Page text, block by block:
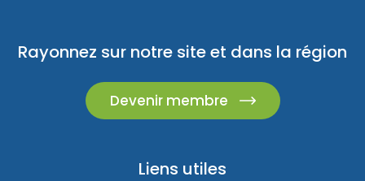
Rayonnez sur notre site et dans la région
Devenir membre
Liens utiles